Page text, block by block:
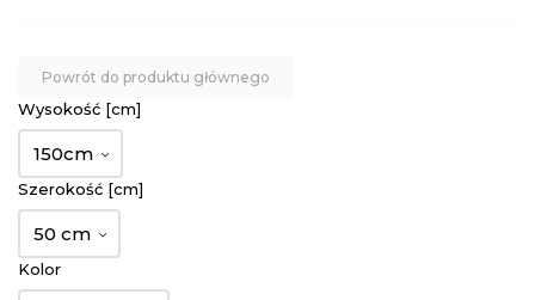
Powrót do produktu głównego
Wysokość [cm]
150cm
Szerokość [cm]
50 cm
Kolor